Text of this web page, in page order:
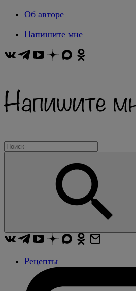
Об авторе
Напишите мне
Рецепты